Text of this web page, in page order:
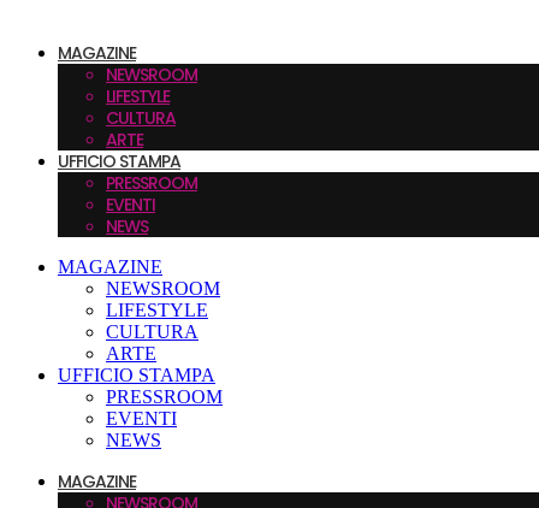
MAGAZINE
NEWSROOM
LIFESTYLE
CULTURA
ARTE
UFFICIO STAMPA
PRESSROOM
EVENTI
NEWS
MAGAZINE
NEWSROOM
LIFESTYLE
CULTURA
ARTE
UFFICIO STAMPA
PRESSROOM
EVENTI
NEWS
MAGAZINE
NEWSROOM